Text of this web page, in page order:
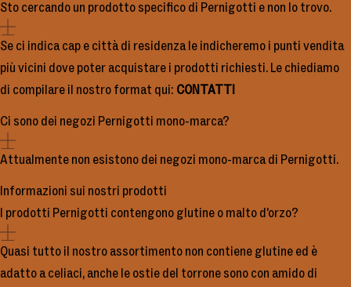
Sto cercando un prodotto specifico di Pernigotti e non lo trovo.
Se ci indica cap e città di residenza le indicheremo i punti vendita
più vicini dove poter acquistare i prodotti richiesti. Le chiediamo
di compilare il nostro format qui: CONTATTI
Ci sono dei negozi Pernigotti mono-marca?
Attualmente non esistono dei negozi mono-marca di Pernigotti.
Informazioni sui nostri prodotti
I prodotti Pernigotti contengono glutine o malto d'orzo?
Quasi tutto il nostro assortimento non contiene glutine ed è
adatto a celiaci, anche le ostie del torrone sono con amido di